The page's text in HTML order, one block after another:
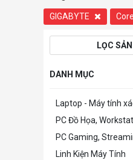
GIGABYTE
LỌC
DANH MỤC
Laptop - Máy tính
PC Đồ Họa,
PC Gaming,
Linh Kiện Máy Tính